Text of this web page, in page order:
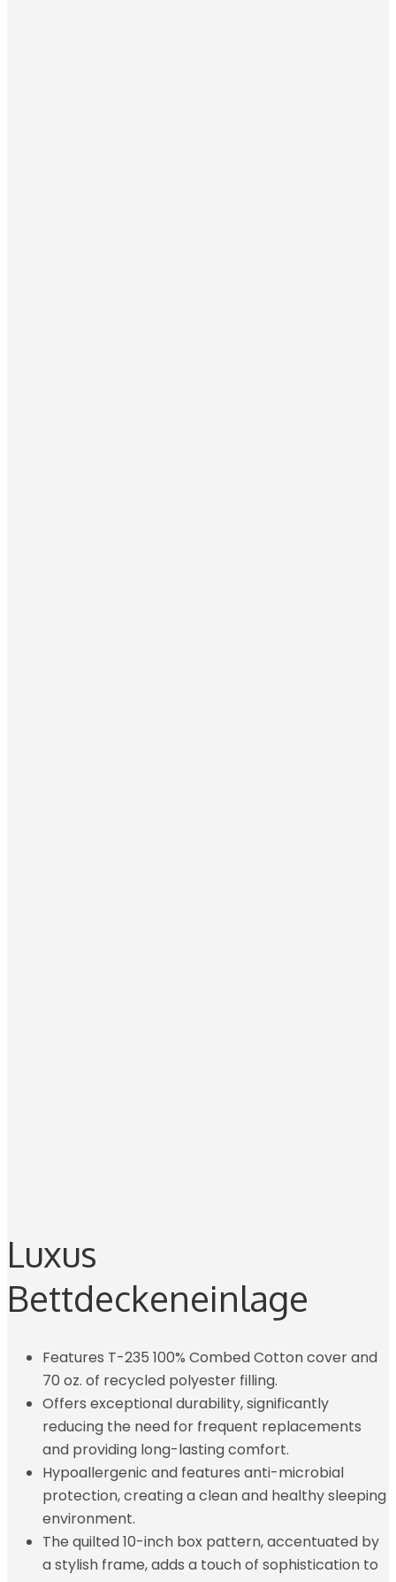
Luxus
Bettdeckeneinlage
Features T-235 100% Combed Cotton cover and
70 oz. of recycled polyester filling.
Offers exceptional durability, significantly
reducing the need for frequent replacements
and providing long-lasting comfort.
Hypoallergenic and features anti-microbial
protection, creating a clean and healthy sleeping
environment.
The quilted 10-inch box pattern, accentuated by
a stylish frame, adds a touch of sophistication to